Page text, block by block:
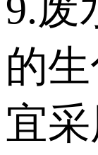
9.废
的
宜